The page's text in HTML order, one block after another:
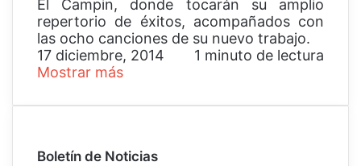
El Campin, donde tocarán su amplio
repertorio de éxitos, acompañados con
las ocho canciones de su nuevo trabajo.
17 diciembre, 2014
1 minuto de lectura
Mostrar más
Boletín de Noticias